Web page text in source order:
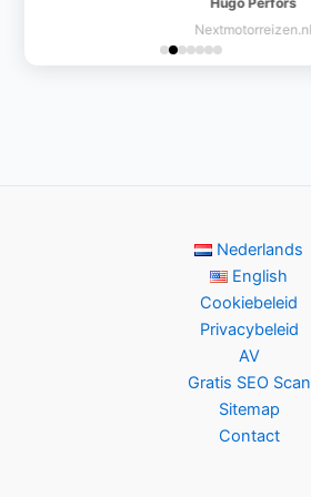
Nextmotorreizen.nl
Nederlands
English
Cookiebeleid
Privacybeleid
AV
Gratis SEO Scan
Sitemap
Contact